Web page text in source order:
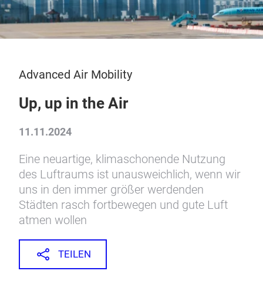
Advanced Air Mobility
Up, up in the Air
11.11.2024
Eine neuartige, klimaschonende Nutzung
des Luftraums ist unausweichlich, wenn wir
uns in den immer größer werdenden
Städten rasch fortbewegen und gute Luft
atmen wollen
TEILEN